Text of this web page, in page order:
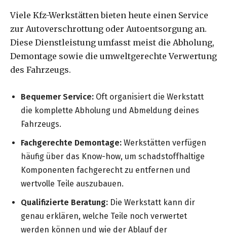
Viele Kfz-Werkstätten bieten heute einen Service
zur Autoverschrottung oder Autoentsorgung an.
Diese Dienstleistung umfasst meist die Abholung,
Demontage sowie die umweltgerechte Verwertung
des Fahrzeugs.
Bequemer Service: Oft organisiert die Werkstatt
die komplette Abholung und Abmeldung deines
Fahrzeugs.
Fachgerechte Demontage: Werkstätten verfügen
häufig über das Know-how, um schadstoffhaltige
Komponenten fachgerecht zu entfernen und
wertvolle Teile auszubauen.
Qualifizierte Beratung: Die Werkstatt kann dir
genau erklären, welche Teile noch verwertet
werden können und wie der Ablauf der